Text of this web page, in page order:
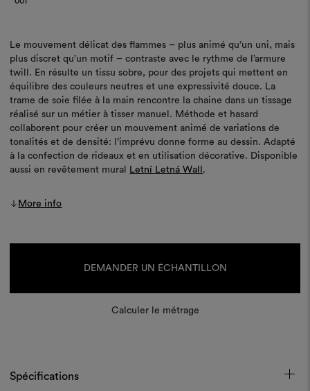
Le mouvement délicat des flammes – plus animé qu’un uni, mais
plus discret qu’un motif – contraste avec le rythme de l’armure
twill. En résulte un tissu sobre, pour des projets qui mettent en
équilibre des couleurs neutres et une expressivité douce. La
trame de soie filée à la main rencontre la chaine dans un tissage
réalisé sur un métier à tisser manuel. Méthode et hasard
collaborent pour créer un mouvement animé de variations de
tonalités et de densité: l’imprévu donne forme au dessin. Adapté
à la confection de rideaux et en utilisation décorative. Disponible
aussi en revêtement mural
Letní Letná Wall .
More info
DEMANDER UN ÉCHANTILLON
Calculer le métrage
Spécifications